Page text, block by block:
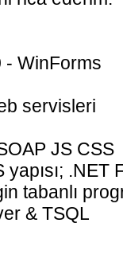
- WinForms
servisleri
JS CSS
yapısı;
tabanlı
& TSQL